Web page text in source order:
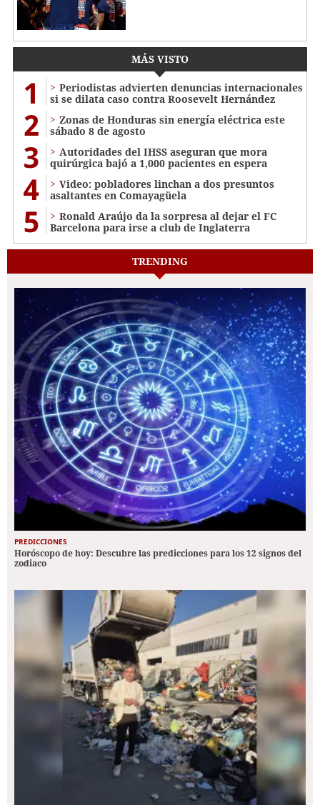
MÁS VISTO
1
Periodistas advierten denuncias internacionales
si se dilata caso contra Roosevelt Hernández
2
Zonas de Honduras sin energía eléctrica este
sábado 8 de agosto
3
Autoridades del IHSS aseguran que mora
quirúrgica bajó a 1,000 pacientes en espera
4
Video: pobladores linchan a dos presuntos
asaltantes en Comayagüela
5
Ronald Araújo da la sorpresa al dejar el FC
Barcelona para irse a club de Inglaterra
TRENDING
PREDICCIONES
Horóscopo de hoy: Descubre las predicciones para los 12 signos del
zodiaco